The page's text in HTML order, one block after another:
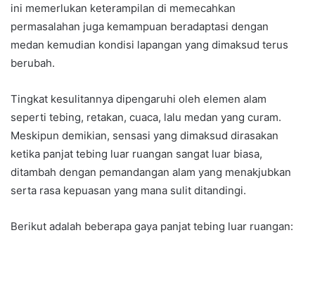
ini memerlukan keterampilan di memecahkan
permasalahan juga kemampuan beradaptasi dengan
medan kemudian kondisi lapangan yang dimaksud terus
berubah.
Tingkat kesulitannya dipengaruhi oleh elemen alam
seperti tebing, retakan, cuaca, lalu medan yang curam.
Meskipun demikian, sensasi yang dimaksud dirasakan
ketika panjat tebing luar ruangan sangat luar biasa,
ditambah dengan pemandangan alam yang menakjubkan
serta rasa kepuasan yang mana sulit ditandingi.
Berikut adalah beberapa gaya panjat tebing luar ruangan: